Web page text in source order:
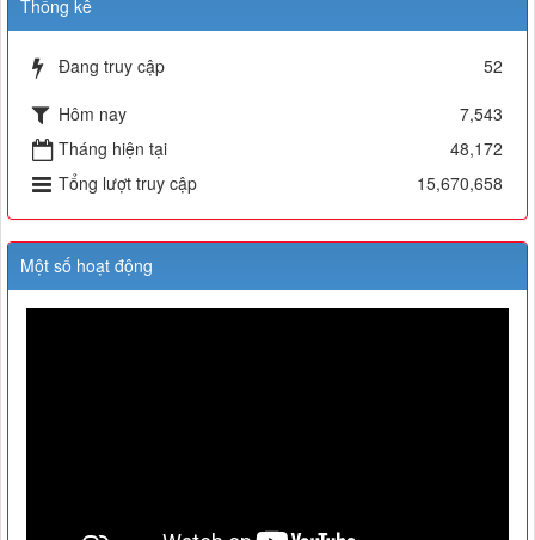
Thống kê
Đang truy cập
52
Hôm nay
7,543
Tháng hiện tại
48,172
Tổng lượt truy cập
15,670,658
Một số hoạt động